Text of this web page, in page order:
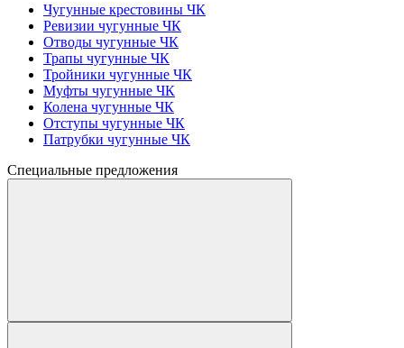
Чугунные крестовины ЧК
Ревизии чугунные ЧК
Отводы чугунные ЧК
Трапы чугунные ЧК
Тройники чугунные ЧК
Муфты чугунные ЧК
Колена чугунные ЧК
Отступы чугунные ЧК
Патрубки чугунные ЧК
Специальные предложения